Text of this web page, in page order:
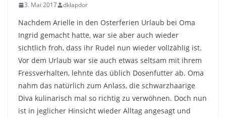
3. Mai 2017 dklapdor
Nachdem Arielle in den Osterferien Urlaub bei Oma
Ingrid gemacht hatte, war sie aber auch wieder
sichtlich froh, dass ihr Rudel nun wieder vollzählig ist.
Vor dem Urlaub war sie auch etwas seltsam mit ihrem
Fressverhalten, lehnte das üblich Dosenfutter ab. Oma
nahm das natürlich zum Anlass, die schwarzhaarige
Diva kulinarisch mal so richtig zu verwöhnen. Doch nun
ist in jeglicher Hinsicht wieder Alltag angesagt und